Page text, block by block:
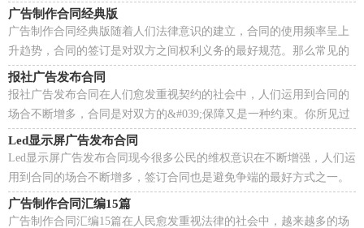
呢？下面是小编帮大家整理的刊登网页广告合同，希望...
广告制作合同经典版
广告制作合同经典版随着人们法律意识的建立，合同的使用频率呈上
升趋势，合同的签订是对双方之间权利义务的最好规范。那么常见的
合同书是什么样的呢？以下是小编帮大家整理的广告...
报社广告发布合同
报社广告发布合同在人们愈发重视契约的社会中，人们运用到合同的
场合不断增多，合同是对双方的&#039;保障又是一种约束。你所见过
的合同是什么样的呢？以下是小编帮大家整理的报社广告...
Led显示屏广告发布合同
Led显示屏广告发布合同现今很多公民的维权意识在不断增强，人们运
用到合同的场合不断增多，签订合同也是避免争端的最好方式之一。
相信大家又在为写合同犯愁了吧，下面是小编为大...
广告制作合同汇编15篇
广告制作合同汇编15篇在人民愈发重视法律的社会中，越来越多的场